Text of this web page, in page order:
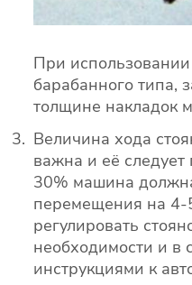
При
барабанного типа,
толщине накладок
Величина хода
важна и её следует
30% машина
перемещения на 4-
регулировать
необходимости и в
инструкциями к